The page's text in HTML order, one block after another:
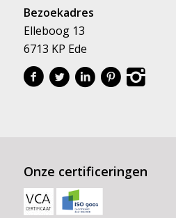
Bezoekadres
Elleboog 13
6713 KP Ede
Onze certificeringen